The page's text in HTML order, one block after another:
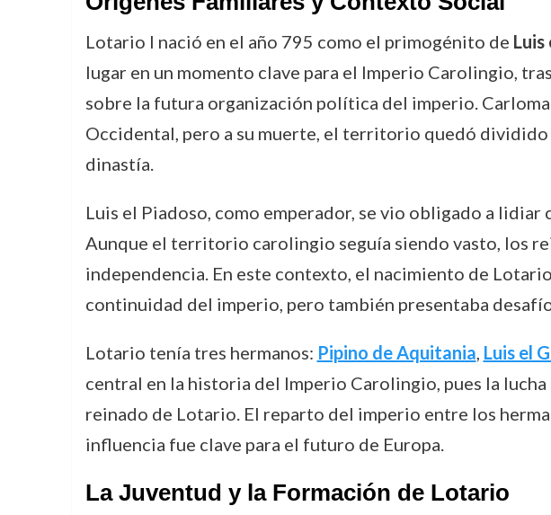
Lotario I nació en el año 795 como el primogénito de Luis
lugar en un momento clave para el Imperio Carolingio,
sobre la futura organización política del imperio.
Occidental, pero a su muerte, el territorio quedó
dinastía.
Luis el Piadoso, como emperador, se vio obligado a
Aunque el territorio carolingio seguía siendo vasto, los
independencia. En este contexto, el nacimiento de
continuidad del imperio, pero también presentaba
Lotario tenía tres hermanos: Pipino de Aquitania, Luis el
central en la historia del Imperio Carolingio, pues la
reinado de Lotario. El reparto del imperio entre los
influencia fue clave para el futuro de Europa.
La Juventud y la Formación de Lotario